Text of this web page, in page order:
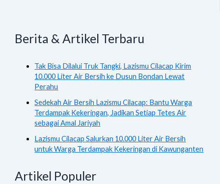
Berita & Artikel Terbaru
Tak Bisa Dilalui Truk Tangki, Lazismu Cilacap Kirim
10.000 Liter Air Bersih ke Dusun Bondan Lewat
Perahu
Sedekah Air Bersih Lazismu Cilacap: Bantu Warga
Terdampak Kekeringan, Jadikan Setiap Tetes Air
sebagai Amal Jariyah
Lazismu Cilacap Salurkan 10.000 Liter Air Bersih
untuk Warga Terdampak Kekeringan di Kawunganten
Artikel Populer